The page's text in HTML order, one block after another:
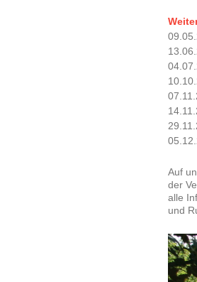
Auf
der
alle
und